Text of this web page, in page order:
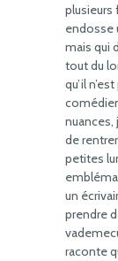
plusieurs
endosse
mais qui
tout du
qu’il
nuances,
de
petites
un
prendre
raconte